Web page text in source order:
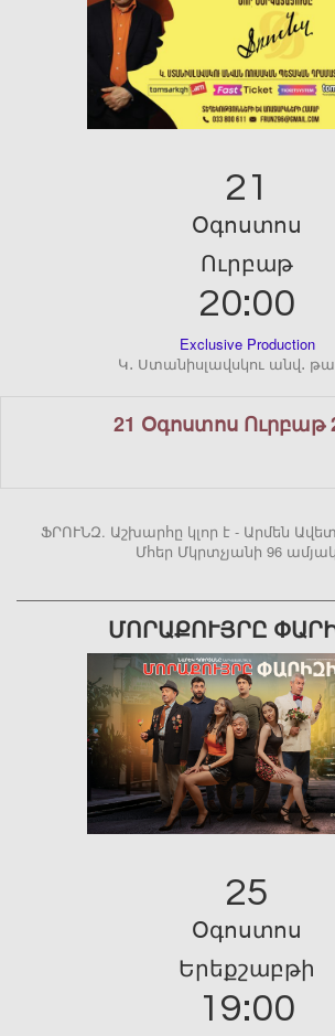
21
Օգոստոս
Ուրբաթ
20:00
Exclusive Production
Կ․ Ստանիսլավսկու անվ․
21 Օգոստոս Ուրբաթ
ՖՐՈՒՆԶ. Աշխարհը կլոր է - Արմեն
Մհեր Մկրտչյանի 96
ՄՈՐԱՔՈՒՅՐԸ
25
Օգոստոս
Երեքշաբթի
19:00